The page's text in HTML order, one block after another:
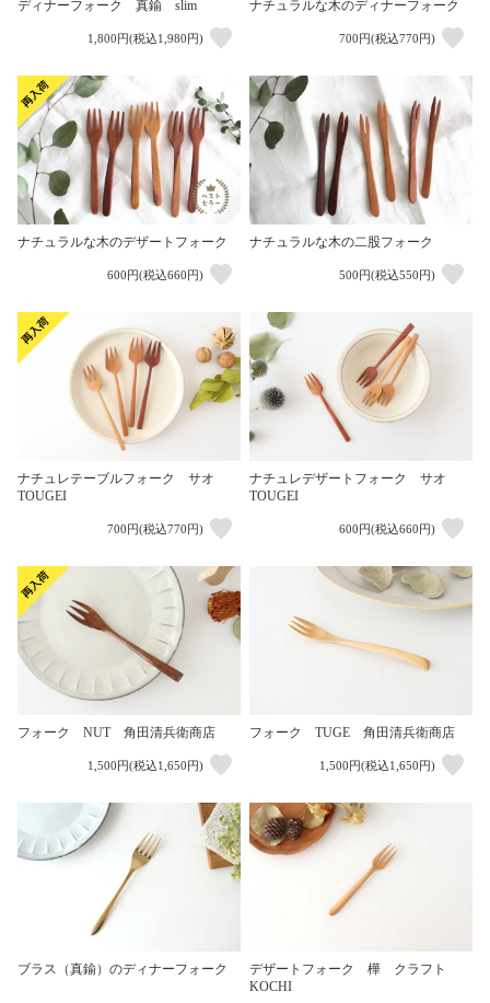
ディナーフォーク 真鍮 slim
1,800円(税込1,980円)
ナチュラルな木のディナーフォーク
700円(税込770円)
ナチュラルな木のデザートフォーク
600円(税込660円)
ナチュラルな木の二股フォーク
500円(税込550円)
ナチュレテーブルフォーク サオ
TOUGEI
700円(税込770円)
ナチュレデザートフォーク サオ
TOUGEI
600円(税込660円)
フォーク NUT 角田清兵衛商店
1,500円(税込1,650円)
フォーク TUGE 角田清兵衛商店
1,500円(税込1,650円)
ブラス（真鍮）のディナーフォーク
デザートフォーク 樺 クラフト
KOCHI